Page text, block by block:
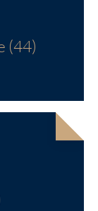
(44)